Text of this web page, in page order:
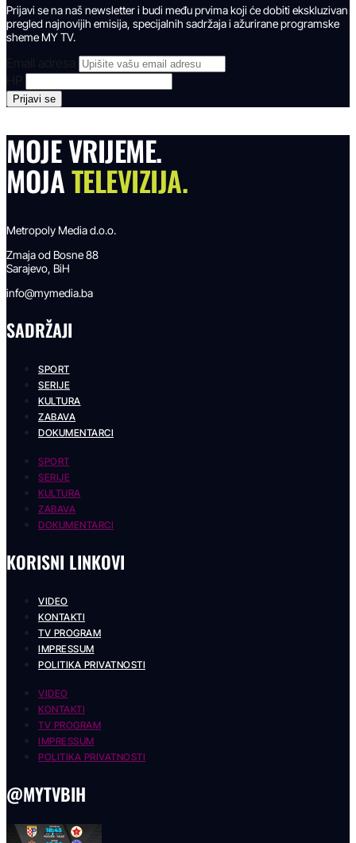
Prijavi se na naš newsletter i budi među prvima koji će dobiti ekskluzivan
pregled najnovijih emisija, specijalnih sadržaja i ažurirane programske
sheme MY TV.
Email adresa
MOJE VRIJEME.
MOJATELEVIZIJA.
Metropoly Media d.o.o.
Zmaja od Bosne 88
Sarajevo, BiH
info@mymedia.ba
SADRŽAJI
SPORT
SERIJE
KULTURA
ZABAVA
DOKUMENTARCI
SPORT
SERIJE
KULTURA
ZABAVA
DOKUMENTARCI
KORISNI LINKOVI
VIDEO
KONTAKTI
TV PROGRAM
IMPRESSUM
POLITIKA PRIVATNOSTI
VIDEO
KONTAKTI
TV PROGRAM
IMPRESSUM
POLITIKA PRIVATNOSTI
@MYTVBIH